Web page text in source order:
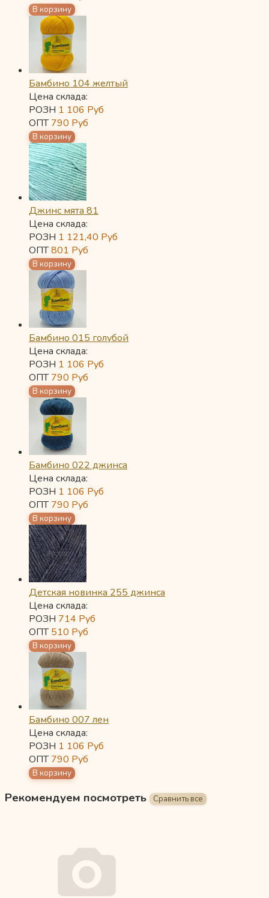
Бамбино 104 желтый
Цена склада:
РОЗН 1 106 Руб
ОПТ790 Руб
Джинс мята 81
Цена склада:
РОЗН 1 121,40 Руб
ОПТ801 Руб
Бамбино 015 голубой
Цена склада:
РОЗН 1 106 Руб
ОПТ790 Руб
Бамбино 022 джинса
Цена склада:
РОЗН 1 106 Руб
ОПТ790 Руб
Детская новинка 255 джинса
Цена склада:
РОЗН 714 Руб
ОПТ510 Руб
Бамбино 007 лен
Цена склада:
РОЗН 1 106 Руб
ОПТ790 Руб
Рекомендуем посмотреть